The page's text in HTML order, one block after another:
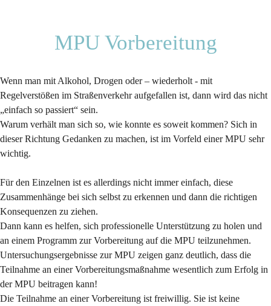
MPU Vorbereitung
Wenn man mit Alkohol, Drogen oder – wiederholt - mit
Regelverstößen im Straßenverkehr aufgefallen ist, dann wird das nicht
„einfach so passiert“ sein.
Warum verhält man sich so, wie konnte es soweit kommen? Sich in
dieser Richtung Gedanken zu machen, ist im Vorfeld einer MPU sehr
wichtig.
Für den Einzelnen ist es allerdings nicht immer einfach, diese
Zusammenhänge bei sich selbst zu erkennen und dann die richtigen
Konsequenzen zu ziehen.
Dann kann es helfen, sich professionelle Unterstützung zu holen und
an einem Programm zur Vorbereitung auf die MPU teilzunehmen.
Untersuchungsergebnisse zur MPU zeigen ganz deutlich, dass die
Teilnahme an einer Vorbereitungsmaßnahme wesentlich zum Erfolg in
der MPU beitragen kann!
Die Teilnahme an einer Vorbereitung ist freiwillig. Sie ist keine